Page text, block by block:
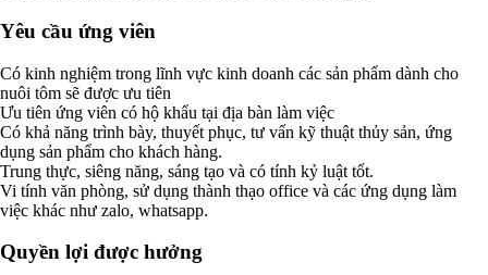
Yêu cầu ứng viên
Có kinh nghiệm trong lĩnh vực kinh doanh các sản phẩm dành cho
nuôi tôm sẽ được ưu tiên
Ưu tiên ứng viên có hộ khẩu tại địa bàn làm việc
Có khả năng trình bày, thuyết phục, tư vấn kỹ thuật thủy sản, ứng
dụng sản phẩm cho khách hàng.
Trung thực, siêng năng, sáng tạo và có tính kỷ luật tốt.
Vi tính văn phòng, sử dụng thành thạo office và các ứng dụng làm
việc khác như zalo, whatsapp.
Quyền lợi được hưởng